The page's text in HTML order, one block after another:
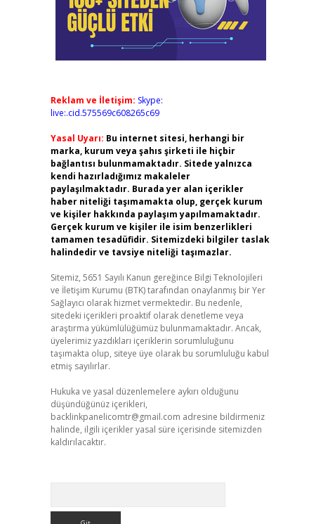
Reklam ve İletişim: Skype:
live:.cid.575569c608265c69
Yasal Uyarı: Bu internet sitesi, herhangi bir
marka, kurum veya şahıs şirketi ile hiçbir
bağlantısı bulunmamaktadır. Sitede yalnızca
kendi hazırladığımız makaleler
paylaşılmaktadır. Burada yer alan içerikler
haber niteliği taşımamakta olup, gerçek kurum
ve kişiler hakkında paylaşım yapılmamaktadır.
Gerçek kurum ve kişiler ile isim benzerlikleri
tamamen tesadüfidir. Sitemizdeki bilgiler taslak
halindedir ve tavsiye niteliği taşımazlar.
Sitemiz, 5651 Sayılı Kanun gereğince Bilgi Teknolojileri
ve İletişim Kurumu (BTK) tarafından onaylanmış bir Yer
Sağlayıcı olarak hizmet vermektedir. Bu nedenle,
sitedeki içerikleri proaktif olarak denetleme veya
araştırma yükümlülüğümüz bulunmamaktadır. Ancak,
üyelerimiz yazdıkları içeriklerin sorumluluğunu
taşımakta olup, siteye üye olarak bu sorumluluğu kabul
etmiş sayılırlar.
Hukuka ve yasal düzenlemelere aykırı olduğunu
düşündüğünüz içerikleri,
backlinkpanelicomtr@gmail.com adresine bildirmeniz
halinde, ilgili içerikler yasal süre içerisinde sitemizden
kaldırılacaktır.